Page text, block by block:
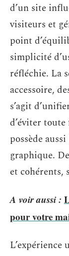
d’un site
visiteurs et
point
simplicité
réfléchie. La
accessoire,
s’agit
d’éviter
possède
graphique.
et cohérents,
A voir aussi :
pour votre